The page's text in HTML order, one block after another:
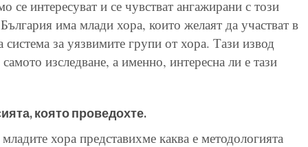
се интересуват и се чувстват ангажирани с този
има млади хора, които желаят да участват в
за уязвимите групи от хора. Тази извод
изследване, а именно, интересна ли е тази
която проведохте.
хора представихме каква е методологията